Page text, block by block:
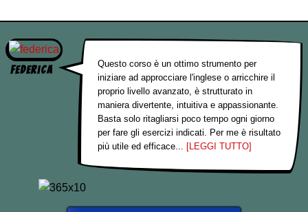
Federica
Questo corso è un ottimo strumento per
iniziare ad approcciare l'inglese o arricchire il
proprio livello avanzato, è strutturato in
maniera divertente, intuitiva e appassionante.
Basta solo ritagliarsi poco tempo ogni giorno
per fare gli esercizi indicati. Per me è risultato
più utile ed efficace... [LEGGI TUTTO]